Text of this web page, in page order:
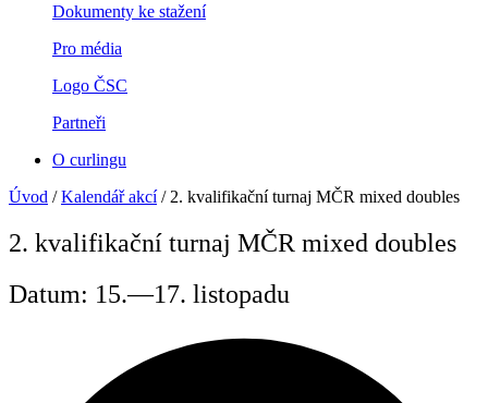
Dokumenty ke stažení
Pro média
Logo ČSC
Partneři
O curlingu
Úvod /Kalendář akcí/ 2. kvalifikační turnaj MČR mixed doubles
2. kvalifikační turnaj MČR mixed doubles
Datum: 15.—17. listopadu